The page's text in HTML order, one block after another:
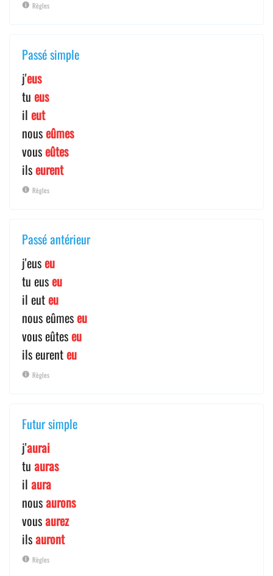
Règles
Passé simple
j'eus
tu eus
il eut
nouseûmes
vouseûtes
ilseurent
Règles
Passé antérieur
j'euseu
tu euseu
il euteu
nous eûmeseu
vous eûteseu
ils eurenteu
Règles
Futur simple
j'aurai
tu auras
il aura
nous aurons
vous aurez
ils auront
Règles